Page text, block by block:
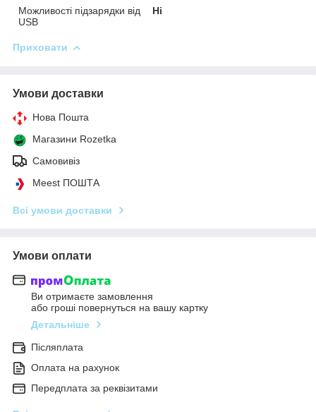
Можливості підзарядки від
USB
Ні
Приховати
Умови доставки
Нова Пошта
Магазини Rozetka
Самовивіз
Meest ПОШТА
Всі умови доставки
Умови оплати
Ви отримаєте замовлення
або гроші повернуться на вашу картку
Детальніше
Післяплата
Оплата на рахунок
Передплата за реквізитами